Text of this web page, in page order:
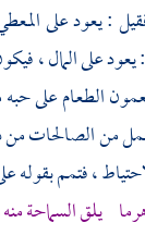
: يعود على
على المال ،
الطعام على
من الصالحات
، فتمم
يلق السماحة